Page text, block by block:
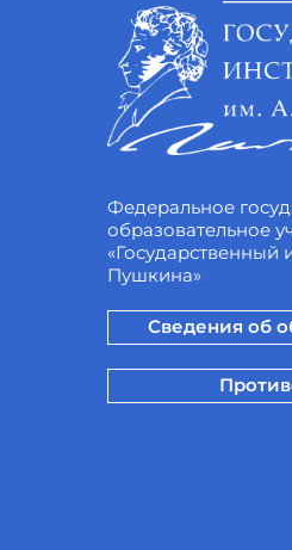
Федеральное
образовательное
«Государственный
Пушкина»
Сведения об